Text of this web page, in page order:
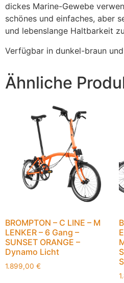
dickes Marine-Gewebe
schönes und einfaches, aber
und lebenslange Haltbarkeit
Verfügbar in dunkel-braun
Ähnliche
BROMPTON – C LINE – M
LENKER – 6 Gang –
SUNSET ORANGE –
Dynamo Licht
1.899,00 €